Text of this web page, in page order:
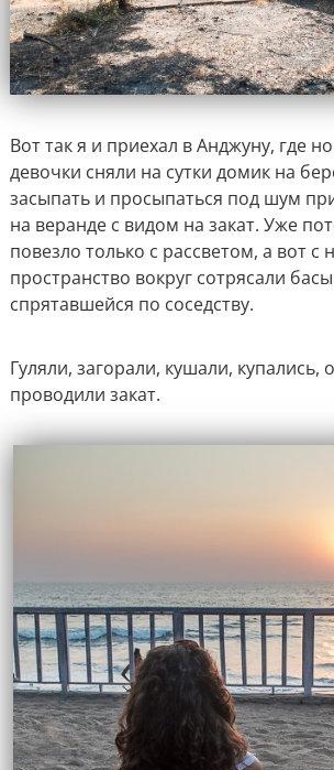
Вот так я и приехал в Анджуну, где
девочки сняли на сутки домик на
засыпать и просыпаться под шум
на веранде с видом на закат. Уже
повезло только с рассветом, а вот с
пространство вокруг сотрясали
спрятавшейся по соседству.
Гуляли, загорали, кушали, купались,
проводили закат.